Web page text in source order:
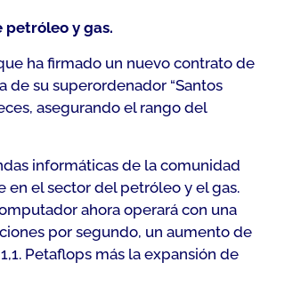
y gas.
ha firmado un nuevo contrato de
de su superordenador “Santos
asegurando el rango del
informáticas de la comunidad
en el sector del petróleo y el gas.
ahora operará con una
por segundo, un aumento de
Petaflops más la expansión de